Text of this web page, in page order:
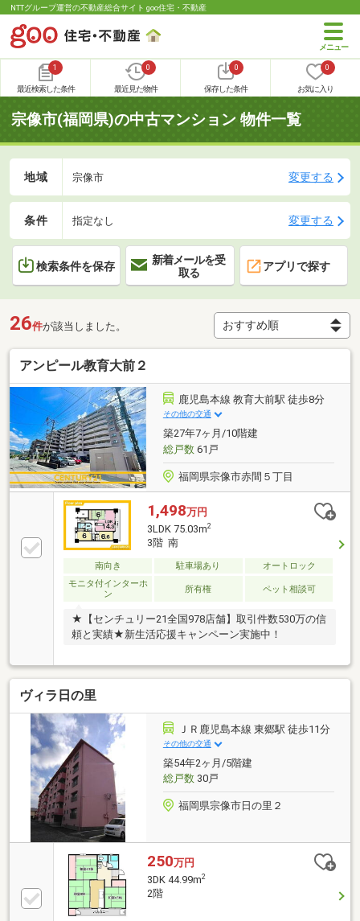
NTTグループ運営の不動産総合サイト goo住宅・不動産
1
最近検索した条件
0
最近見た物件
0
保存した条件
0
お気に入り
宗像市(福岡県)の中古マンション 物件一覧
地域 宗像市 変更する
条件 指定なし 変更する
検索条件を保存
新着メールを受
取る
アプリで探す
26件が該当しました。
アンピール教育大前２
鹿児島本線 教育大前駅 徒歩8分
その他の交通
築27年7ヶ月/10階建
総戸数61戸
福岡県宗像市赤間５丁目
1,498万円
3LDK 75.03m2
3階 南
南向き 駐車場あり
オートロック
モニタ付インターホ
ン
所有権 ペット相談可
★【センチュリー21全国978店舗】取引件数530万の信
頼と実績★新生活応援キャンペーン実施中！
ヴィラ日の里
ＪＲ鹿児島本線 東郷駅 徒歩11分
その他の交通
築54年2ヶ月/5階建
総戸数30戸
福岡県宗像市日の里２
250万円
3DK 44.99m2
2階